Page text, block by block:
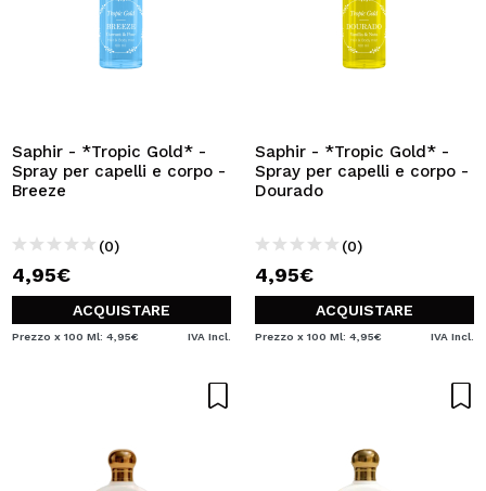
Saphir - *Tropic Gold* -
Spray per capelli e corpo -
Breeze
(0)
4,95€
ACQUISTARE
Prezzo x 100 Ml: 4,95€ IVA Incl.
Saphir - *Tropic Gold* -
Spray per capelli e corpo -
Dourado
(0)
4,95€
ACQUISTARE
Prezzo x 100 Ml: 4,95€ IVA Incl.